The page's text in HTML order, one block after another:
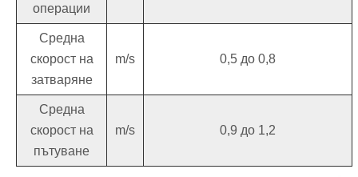
операции
Средна
скорост на
затваряне
m/s 0,5 до 0,8
Средна
скорост на
пътуване
m/s 0,9 до 1,2